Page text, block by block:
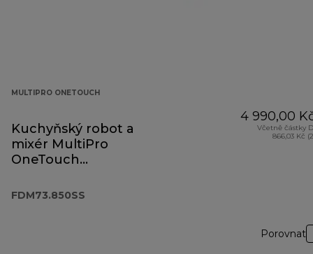
MULTIPRO ONETOUCH
Kuchyňský robot a
mixér MultiPro
OneTouch
FDM73.850SS
4 990,00
Včetně částky
866,03 Kč
Porovnat